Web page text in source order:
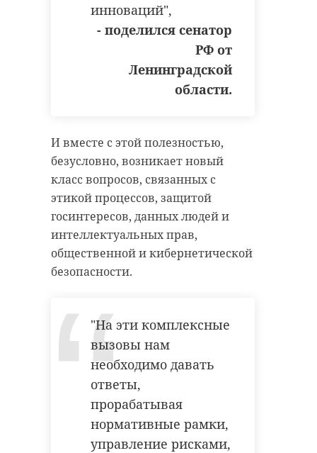
инноваций",
- поделился сенатор
РФ от
Ленинградской
области.
И вместе с этой полезностью,
безусловно, возникает новый
класс вопросов, связанных с
этикой процессов, защитой
госинтересов, данных людей и
интеллектуальных прав,
общественной и кибернетической
безопасности.
"На эти комплексные
вызовы нам
необходимо давать
ответы,
прорабатывая
нормативные рамки,
управление рисками,